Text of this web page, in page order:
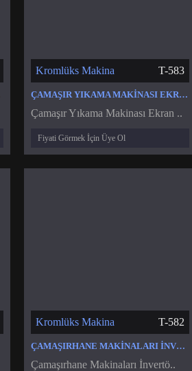
Kromlüks Makina T-583
ÇAMAŞIR YIKAMA MAKINASI EKRAN KARTI PROGRAM KARTI MODÜL TAKIMI
Çamaşır Yıkama Makinası Ekran ..
Fiyati Görmek İçin Üye Ol
Kromlüks Makina T-582
ÇAMAŞIRHANE MAKINALARI İNVERTÖR HIZ KONTROL CIHAZI SÜRÜCÜSÜ
Çamaşırhane Makinaları İnvertö..